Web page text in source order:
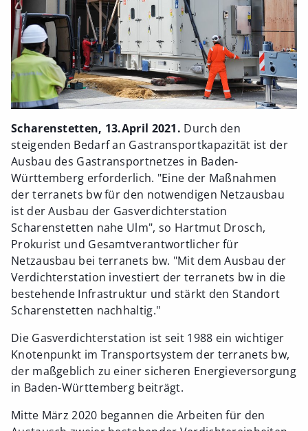
Scharenstetten, 13.April 2021. Durch den
steigenden Bedarf an Gastransportkapazität ist der
Ausbau des Gastransportnetzes in Baden-
Württemberg erforderlich. "Eine der Maßnahmen
der terranets bw für den notwendigen Netzausbau
ist der Ausbau der Gasverdichterstation
Scharenstetten nahe Ulm", so Hartmut Drosch,
Prokurist und Gesamtverantwortlicher für
Netzausbau bei terranets bw. "Mit dem Ausbau der
Verdichterstation investiert der terranets bw in die
bestehende Infrastruktur und stärkt den Standort
Scharenstetten nachhaltig."
Die Gasverdichterstation ist seit 1988 ein wichtiger
Knotenpunkt im Transportsystem der terranets bw,
der maßgeblich zu einer sicheren Energieversorgung
in Baden-Württemberg beiträgt.
Mitte März 2020 begannen die Arbeiten für den